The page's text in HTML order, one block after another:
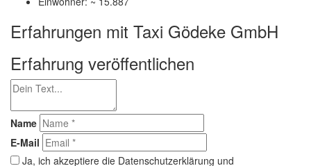
Erfahrungen mit Taxi Gödeke GmbH
Erfahrung veröffentlichen
Name
E-Mail
Ja, ich akzeptiere die Datenschutzerklärung und